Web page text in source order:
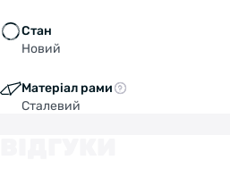
Стан
Новий
Матеріал рами
Сталевий